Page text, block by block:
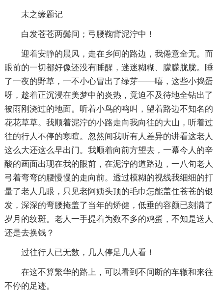
末之缘题记
白发苍苍两鬓间；弓腰鞠背泥泞中！
迎着安静的晨风，走在乡间的路边，我倦意全无。而
眼前的一切都好像还没有睡醒，迷迷糊糊、朦朦胧胧。睡
了一夜的野草，一不小心冒出了绿芽——嘻，这些小捣蛋
呀，趁着正沉浸在美梦中的炎热，竟迫不及待地全钻出了
被雨刚浇过的地面。听着小鸟的鸣叫，望着路边不知名的
花花草草。我顺着泥泞的小路走向我向往的大山，听着过
往的行人不停的寒暄。忽然间我听有人差异的讲看这老人
这么大还这么早出门。我顺着向前方望去，一幕今人的辛
酸的画面出现在我的眼前，在泥泞的道路边，一八旬老人
弓着弯弯的腰慢慢的走向前。透过模糊的视线我细细的打
量了老人几眼，只见老阿姨头顶的毛巾怎能盖住苍苍的银
发，深深的弯腰掩盖了当年的矫健，低垂的容颜已刻满了
岁月的纹斑。老人一手提着为数不多的鸡蛋，不知是送人
还是去换钱？
过往行人已无数，几人停足几人看！
在这不算繁华的路上，可以看到不间断的车辙和来往
不停的足迹。